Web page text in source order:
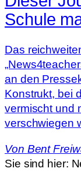
Schule
Das
an den
Konstrukt, bei
vermischt und
verschwiegen
Von Bent
Sie sind hier: